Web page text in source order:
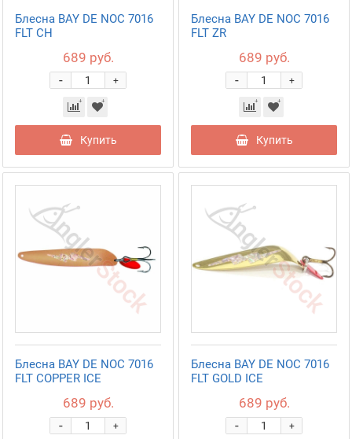
Блесна BAY DE NOC 7016
FLT CH
689 руб.
+
-
Купить
Блесна BAY DE NOC 7016
FLT ZR
689 руб.
+
-
Купить
Блесна BAY DE NOC 7016
FLT COPPER ICE
689 руб.
+
-
Блесна BAY DE NOC 7016
FLT GOLD ICE
689 руб.
+
-